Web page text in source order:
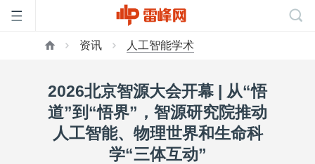
页
资讯 人工智能学术
2026北京智源大会开幕 | 从“悟
道”到“悟界”，智源研究院推动
人工智能、物理世界和生命科
学“三体互动”